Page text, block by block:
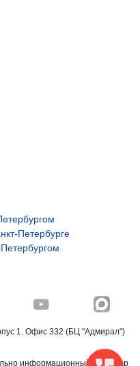
Петербурге

1. Офис 332 (БЦ "Адмирал")
информационный характер